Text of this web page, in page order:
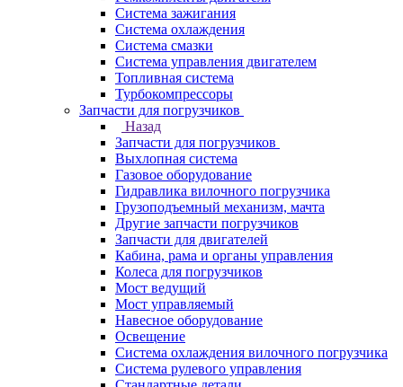
Система зажигания
Система охлаждения
Система смазки
Система управления двигателем
Топливная система
Турбокомпрессоры
Запчасти для погрузчиков
Назад
Запчасти для погрузчиков
Выхлопная система
Газовое оборудование
Гидравлика вилочного погрузчика
Грузоподъемный механизм, мачта
Другие запчасти погрузчиков
Запчасти для двигателей
Кабина, рама и органы управления
Колеса для погрузчиков
Мост ведущий
Мост управляемый
Навесное оборудование
Освещение
Система охлаждения вилочного погрузчика
Система рулевого управления